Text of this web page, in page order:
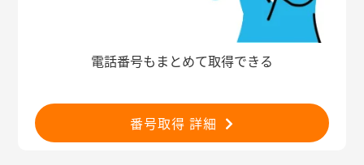
電話番号もまとめて取得できる
番号取得 詳細